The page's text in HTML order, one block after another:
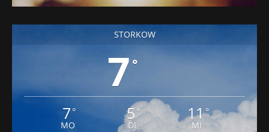
STORKOW
7°
7 °
MO
5°
DI
11°
MI